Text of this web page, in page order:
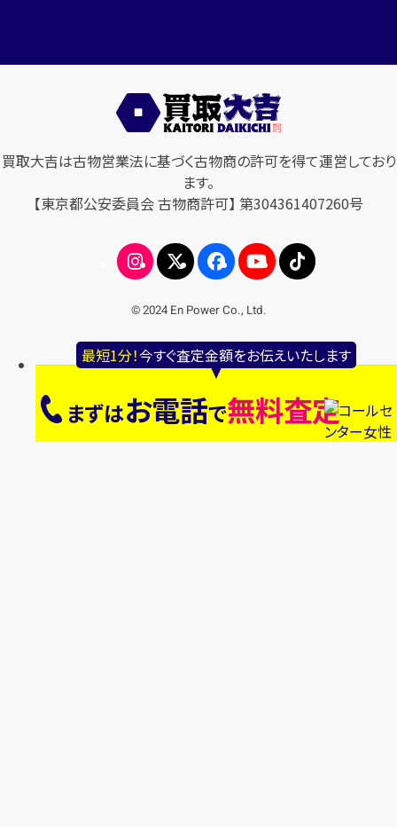
最短1分！今すぐ査定金額をお伝えいたします
まずはお電話で無料査定
買取大吉は古物営業法に基づく古物商の許可を得て運営しており
ます。
【東京都公安委員会 古物商許可】 第304361407260号
© 2024 En Power Co., Ltd.